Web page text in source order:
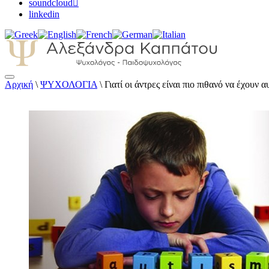
soundcloud
linkedin
Αλεξάνδρα Καππάτου Ψυχολόγος –
Αρχική \ ΨΥΧΟΛΟΓΙΑ \ Γιατί οι άντρες είναι πιο πιθανό να έχουν